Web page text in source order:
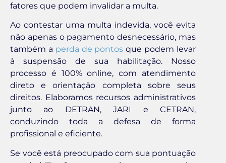
fatores que podem invalidar a multa.
Ao contestar uma multa indevida, você evita
não apenas o pagamento desnecessário, mas
também a perda de pontos que podem levar
à suspensão de sua habilitação. Nosso
processo é 100% online, com atendimento
direto e orientação completa sobre seus
direitos. Elaboramos recursos administrativos
junto ao DETRAN, JARI e CETRAN,
conduzindo toda a defesa de forma
profissional e eficiente.
Se você está preocupado com sua pontuação